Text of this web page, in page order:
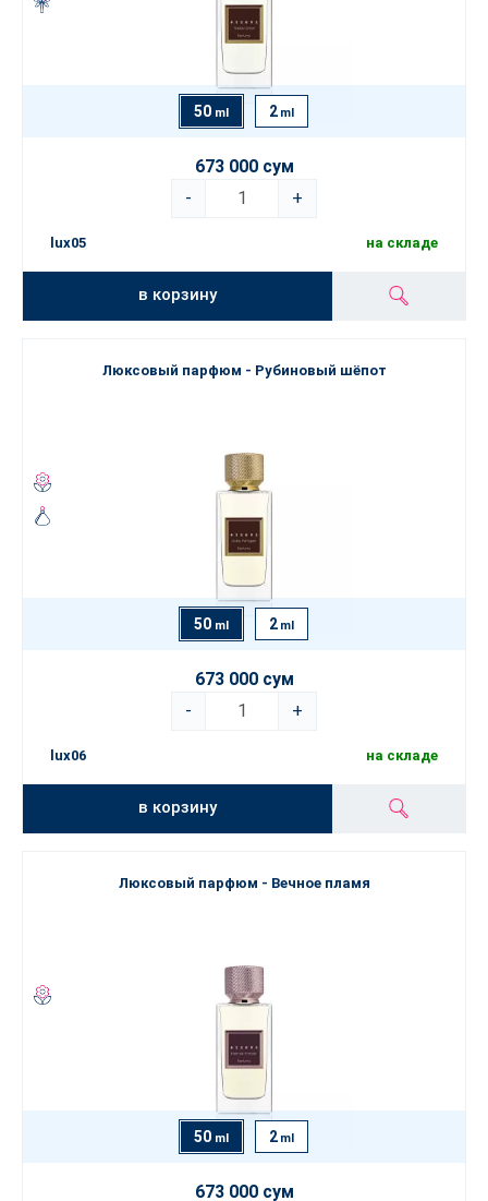
50 ml 2 ml
673 000 сум
-
+
lux05 на складе
в корзину
Люксовый парфюм - Рубиновый шёпот
50 ml 2 ml
673 000 сум
-
+
lux06 на складе
в корзину
Люксовый парфюм - Вечное пламя
50 ml 2 ml
673 000 сум